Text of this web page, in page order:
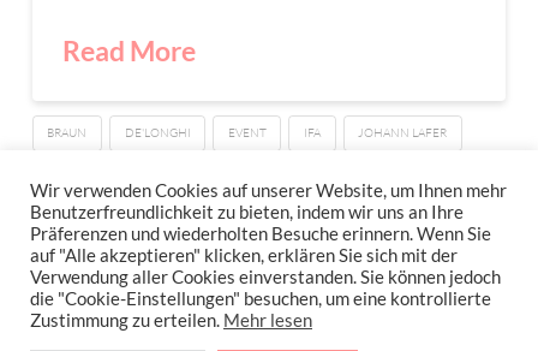
Read More
BRAUN DE'LONGHI EVENT IFA JOHANN LAFER
IMPRESSUM
DATENSCHUTZERKLÄRUNG
NEWSLETTER DATENSCHUTZRICHTLINIEN
Wir verwenden Cookies auf unserer Website, um Ihnen mehr
Benutzerfreundlichkeit zu bieten, indem wir uns an Ihre
Präferenzen und wiederholten Besuche erinnern. Wenn Sie
auf "Alle akzeptieren" klicken, erklären Sie sich mit der
Verwendung aller Cookies einverstanden. Sie können jedoch
die "Cookie-Einstellungen" besuchen, um eine kontrollierte
Zustimmung zu erteilen. Mehr lesen